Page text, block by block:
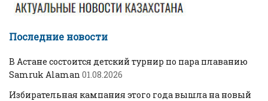
Последние новости
В Астане состоится детский турнир по пара плаванию
Samruk Alaman 01.08.2026
Избирательная кампания этого года вышла на новый